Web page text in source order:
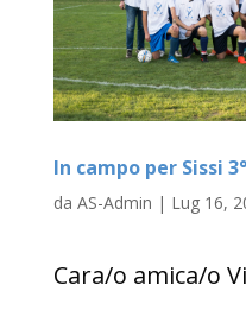
In campo per Sissi
da AS-Admin | Lug 16,
Cara/o amica/o